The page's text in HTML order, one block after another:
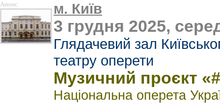
Анонс м. Київ
3 грудня 2025,
Глядачевий зал
театру оперети
Музичний проєкт
Національна оперета